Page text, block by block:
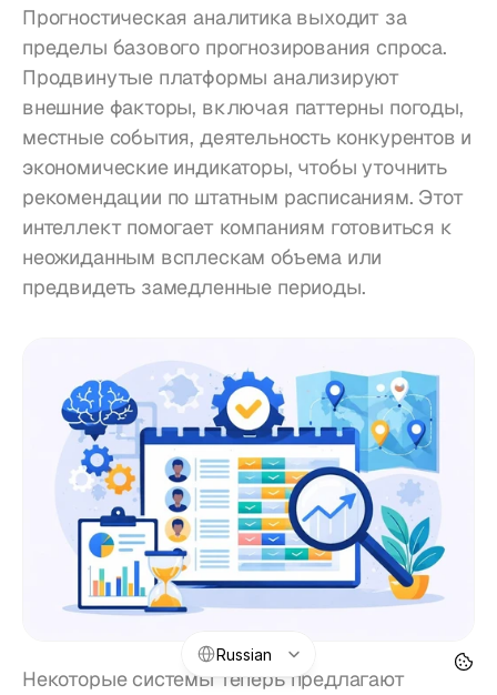
Прогностическая аналитика выходит за
пределы базового прогнозирования спроса.
Продвинутые платформы анализируют
внешние факторы, включая паттерны погоды,
местные события, деятельность конкурентов и
экономические индикаторы, чтобы уточнить
рекомендации по штатным расписаниям. Этот
интеллект помогает компаниям готовиться к
неожиданным всплескам объема или
предвидеть замедленные периоды.
Некоторые системы теперь предлагают
Russian